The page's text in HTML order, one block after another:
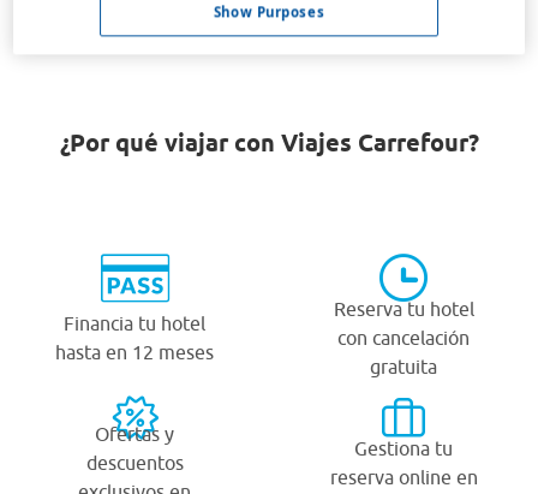
VER TODOS LOS HOTELES BARATOS EN GENK
¿Por qué viajar con Viajes Carrefour?
Financia tu hotel
hasta en 12 meses
Reserva tu hotel
con cancelación
gratuita
Ofertas y
descuentos
Gestiona tu
reserva online en
Show Purposes